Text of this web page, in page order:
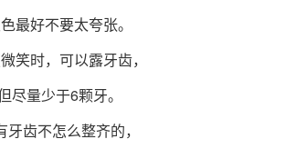
最好不要太夸张。
笑时，可以露牙齿，
尽量少于6颗牙。
牙齿不怎么整齐的，